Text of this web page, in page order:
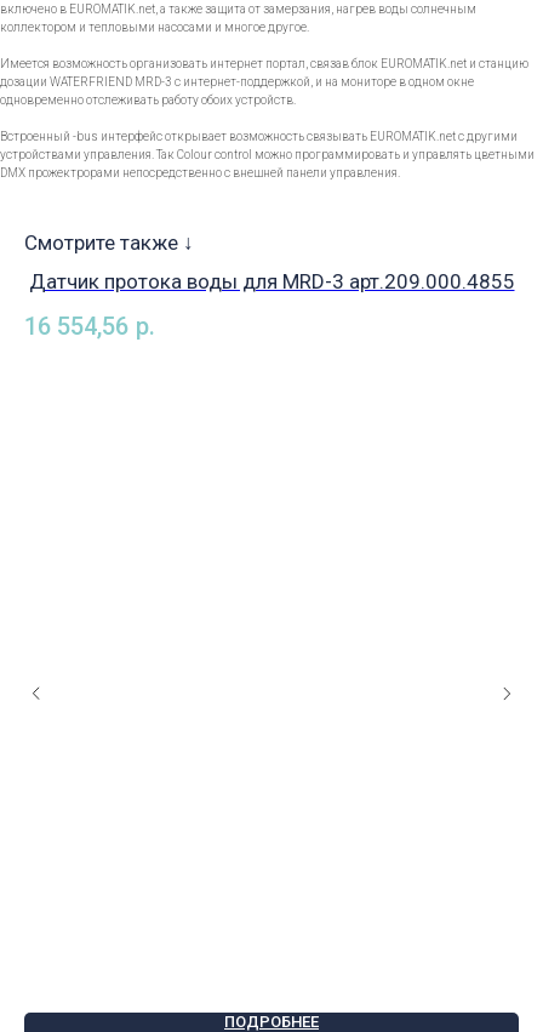
включено в EUROMATIK.net, а также защита от замерзания, нагрев воды солнечным
коллектором и тепловыми насосами и многое другое.
Имеется возможность организовать интернет портал, связав блок EUROMATIK.net и станцию
дозации WATERFRIEND MRD-3 с интернет-поддержкой, и на мониторе в одном окне
одновременно отслеживать работу обоих устройств.
Встроенный -bus интерфейс открывает возможность связывать EUROMATIK.net с другими
устройствами управления. Так Colour control можно программировать и управлять цветными
DMX прожектрорами непосредственно с внешней панели управления.
Смотрите также ↓
Датчик протока воды для MRD-3 арт.209.000.4855
16 554,56 р.
ПОДРОБНЕЕ